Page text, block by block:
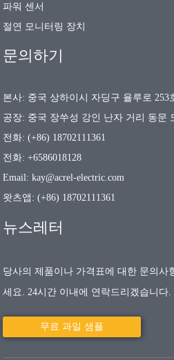
파워 센서
절연 모니터링 장치
문의하기
본사: 중국 상하이시 자딩구 율루로 253
공장: 중국 장쑤성 강인 난자 거리 동문
전화: (+86) 18702111361
전화: +6586018128
Email: kay@acrel-electric.com
왓츠앱: (+86) 18702111361
뉴스레터
당사의 제품이나 가격표에 대한 문의사
세요. 24시간 이내에 연락드리겠습니다.
무료 과일 샘플